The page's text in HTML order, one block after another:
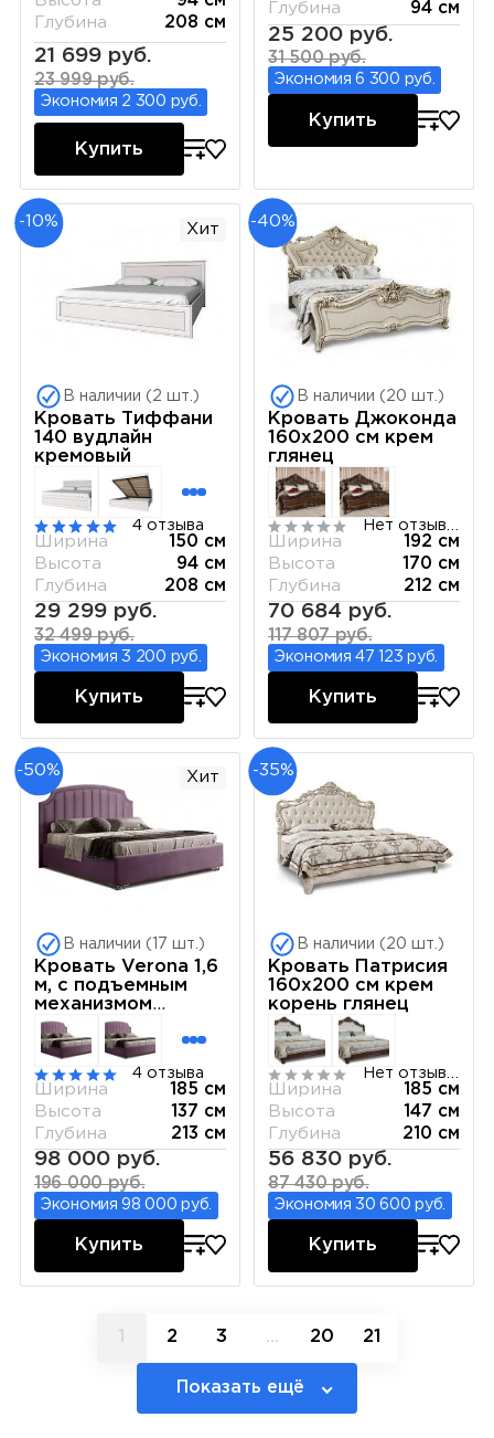
Глубина
208 см
21 699 руб.
23 999 руб.
Экономия 2 300 руб.
Купить
Глубина 94 см
25 200 руб.
31 500 руб.
Экономия 6 300 руб.
Купить
-10% Хит
В наличии (2 шт.)
Кровать Тиффани
140 вудлайн
кремовый
4 отзыва
Ширина
150 см
Высота
94 см
Глубина
208 см
29 299 руб.
32 499 руб.
Экономия 3 200 руб.
Купить
-40%
В наличии (20 шт.)
Кровать Джоконда
160х200 см крем
глянец
Ширина
192 см
Высота
170 см
Глубина
212 см
70 684 руб.
117 807 руб.
Экономия 47 123 руб.
Купить
-50% Хит
В наличии (17 шт.)
Кровать Verona 1,6
м, с подъемным
механизмом
(Бархат 02) Sweet
dreams ВРКР-1[3]
4 отзыва
Ширина
185 см
Высота
137 см
Глубина
213 см
98 000 руб.
196 000 руб.
Экономия 98 000 руб.
Купить
-35%
В наличии (20 шт.)
Кровать Патрисия
160х200 см крем
корень глянец
Ширина
185 см
Высота
147 см
Глубина
210 см
56 830 руб.
87 430 руб.
Экономия 30 600 руб.
Купить
2 3 ... 20 21
Показать ещё